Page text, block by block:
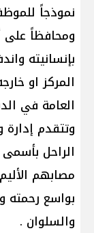
نموذجاً
ومحافظاً على
بإنسانيته
المركز او
العامة في
وتتقدم
الراحل
مصابهم
بواسع رحمته
والسلوان .